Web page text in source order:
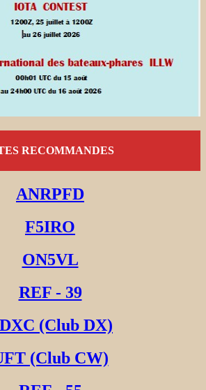
RECOMMANDES
ANRPFD
F5IRO
ON5VL
REF - 39
(Club DX)
(Club CW)